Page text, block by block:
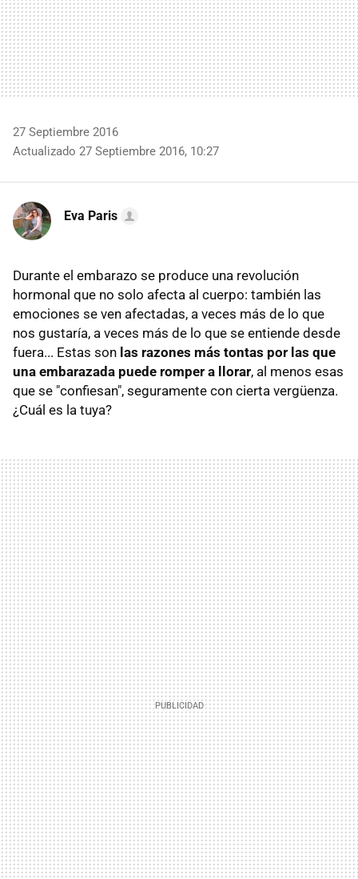
27 Septiembre 2016
Actualizado 27 Septiembre 2016, 10:27
Eva Paris
Durante el embarazo se produce una revolución
hormonal que no solo afecta al cuerpo: también las
emociones se ven afectadas, a veces más de lo que
nos gustaría, a veces más de lo que se entiende desde
fuera... Estas son las razones más tontas por las que
una embarazada puede romper a llorar, al menos esas
que se "confiesan", seguramente con cierta vergüenza.
¿Cuál es la tuya?